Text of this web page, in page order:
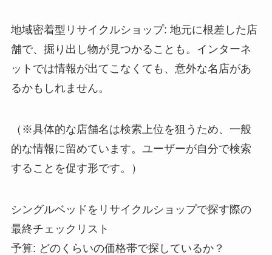
地域密着型リサイクルショップ: 地元に根差した店
舗で、掘り出し物が見つかることも。インターネ
ットでは情報が出てこなくても、意外な名店があ
るかもしれません。
（※具体的な店舗名は検索上位を狙うため、一般
的な情報に留めています。ユーザーが自分で検索
することを促す形です。）
シングルベッドをリサイクルショップで探す際の
最終チェックリスト
予算: どのくらいの価格帯で探しているか？